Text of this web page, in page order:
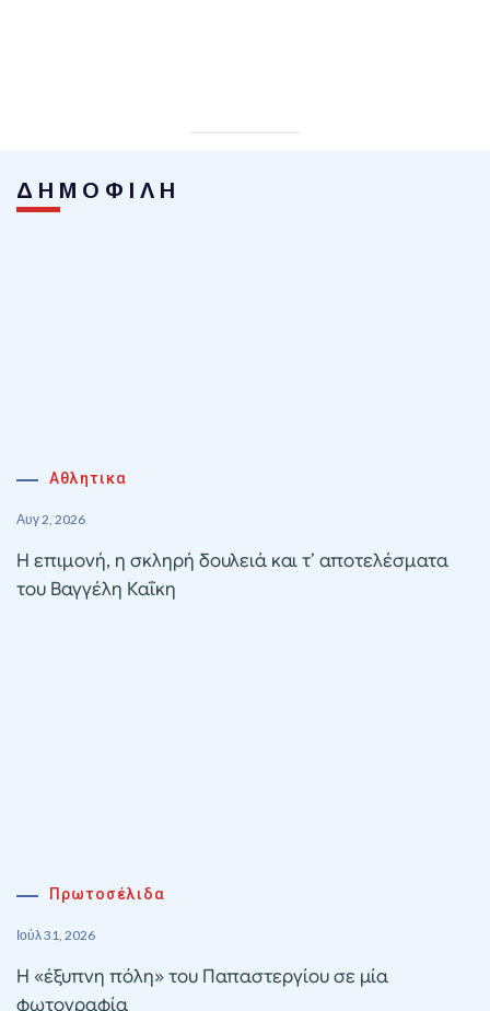
ΔΗΜΟΦΙΛΗ
Αθλητικα
Αυγ 2, 2026
Η επιμονή, η σκληρή δουλειά και τ’ αποτελέσματα
του Βαγγέλη Καΐκη
Πρωτοσέλιδα
Ιούλ 31, 2026
Η «έξυπνη πόλη» του Παπαστεργίου σε μία
φωτογραφία